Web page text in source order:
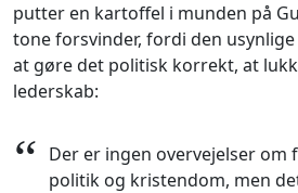
putter en kartoffel i munden på
tone forsvinder, fordi den
at gøre det politisk korrekt, at
lederskab:
“ Der er ingen overvejelser om
politik og kristendom, men